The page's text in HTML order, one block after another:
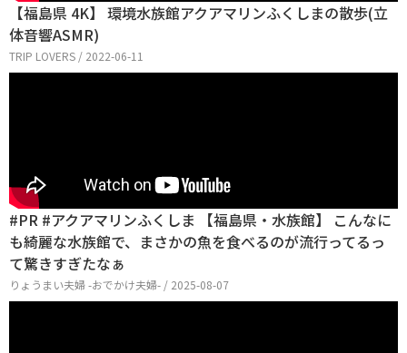
【福島県 4K】 環境水族館アクアマリンふくしまの散歩(立
体音響ASMR)
TRIP LOVERS / 2022-06-11
#PR #アクアマリンふくしま 【福島県・水族館】 こんなに
も綺麗な水族館で、まさかの魚を食べるのが流行ってるっ
て驚きすぎたなぁ
りょうまい夫婦 -おでかけ夫婦- / 2025-08-07